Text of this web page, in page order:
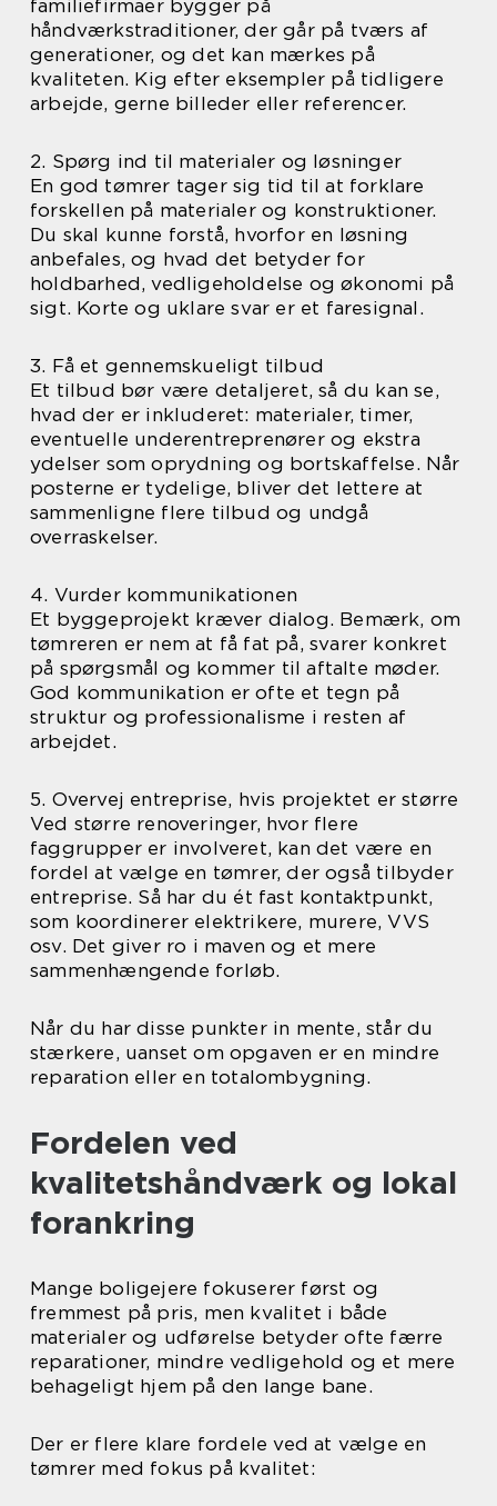
familiefirmaer bygger på
håndværkstraditioner, der går på tværs af
generationer, og det kan mærkes på
kvaliteten. Kig efter eksempler på tidligere
arbejde, gerne billeder eller referencer.
2. Spørg ind til materialer og løsninger
En god tømrer tager sig tid til at forklare
forskellen på materialer og konstruktioner.
Du skal kunne forstå, hvorfor en løsning
anbefales, og hvad det betyder for
holdbarhed, vedligeholdelse og økonomi på
sigt. Korte og uklare svar er et faresignal.
3. Få et gennemskueligt tilbud
Et tilbud bør være detaljeret, så du kan se,
hvad der er inkluderet: materialer, timer,
eventuelle underentreprenører og ekstra
ydelser som oprydning og bortskaffelse. Når
posterne er tydelige, bliver det lettere at
sammenligne flere tilbud og undgå
overraskelser.
4. Vurder kommunikationen
Et byggeprojekt kræver dialog. Bemærk, om
tømreren er nem at få fat på, svarer konkret
på spørgsmål og kommer til aftalte møder.
God kommunikation er ofte et tegn på
struktur og professionalisme i resten af
arbejdet.
5. Overvej entreprise, hvis projektet er større
Ved større renoveringer, hvor flere
faggrupper er involveret, kan det være en
fordel at vælge en tømrer, der også tilbyder
entreprise. Så har du ét fast kontaktpunkt,
som koordinerer elektrikere, murere, VVS
osv. Det giver ro i maven og et mere
sammenhængende forløb.
Når du har disse punkter in mente, står du
stærkere, uanset om opgaven er en mindre
reparation eller en totalombygning.
Fordelen ved
kvalitetshåndværk og lokal
forankring
Mange boligejere fokuserer først og
fremmest på pris, men kvalitet i både
materialer og udførelse betyder ofte færre
reparationer, mindre vedligehold og et mere
behageligt hjem på den lange bane.
Der er flere klare fordele ved at vælge en
tømrer med fokus på kvalitet: